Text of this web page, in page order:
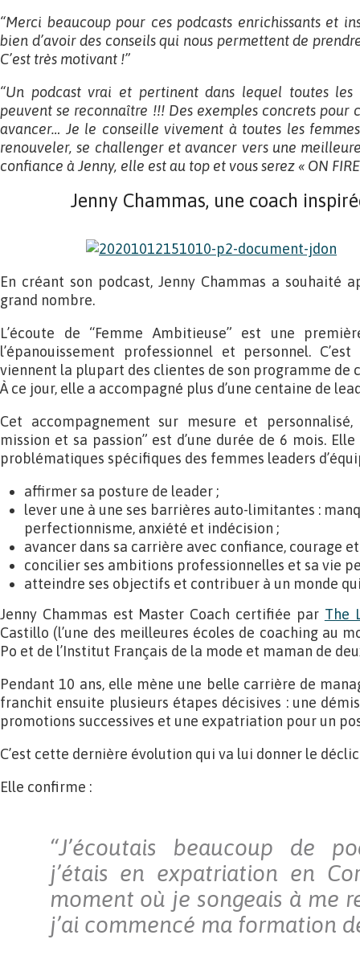
“Merci beaucoup pour ces podcasts enrichissants et
bien d’avoir des conseils qui nous permettent de
C’est très motivant !”
“Un podcast vrai et pertinent dans lequel toutes les
peuvent se reconnaître !!! Des exemples concrets pour
avancer… Je le conseille vivement à toutes les
renouveler, se challenger et avancer vers une
confiance à Jenny, elle est au top et vous serez « ON
Jenny Chammas, une coach
En créant son podcast, Jenny Chammas a souhaité
grand nombre.
L’écoute de “Femme Ambitieuse” est une
l’épanouissement professionnel et personnel.
viennent la plupart des clientes de son programme de
À ce jour, elle a accompagné plus d’une centaine de
Cet accompagnement sur mesure et personnalisé,
mission et sa passion” est d’une durée de 6 mois.
problématiques spécifiques des femmes leaders
affirmer sa posture de leader ;
lever une à une ses barrières auto-limitantes :
perfectionnisme, anxiété et indécision ;
avancer dans sa carrière avec confiance, courage
concilier ses ambitions professionnelles et sa vie
atteindre ses objectifs et contribuer à un monde qui
Jenny Chammas est Master Coach certifiée par The
Castillo (l’une des meilleures écoles de coaching au
Po et de l’Institut Français de la mode et maman de
Pendant 10 ans, elle mène une belle carrière de
franchit ensuite plusieurs étapes décisives : une
promotions successives et une expatriation pour un
C’est cette dernière évolution qui va lui donner le
Elle confirme :
“J’écoutais beaucoup de
j’étais en expatriation en
moment où je songeais à me
j’ai commencé ma formation